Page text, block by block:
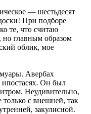
— шестьдесят
При подборе
те, что считаю
главным образом
облик, мое
Авербах
Он был
Неудивительно,
с внешней, так
закулисной.